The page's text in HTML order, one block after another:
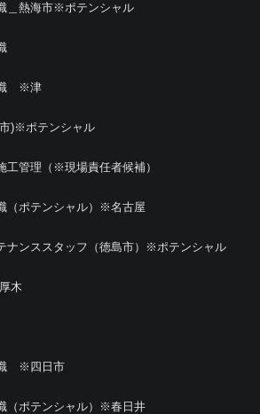
＿熱海市※ポテンシャル
職 ※津
市)※ポテンシャル
工管理（※現場責任者候補）
（ポテンシャル）※名古屋
ナンススタッフ（徳島市）※ポテンシャル
木
職 ※四日市
（ポテンシャル）※春日井